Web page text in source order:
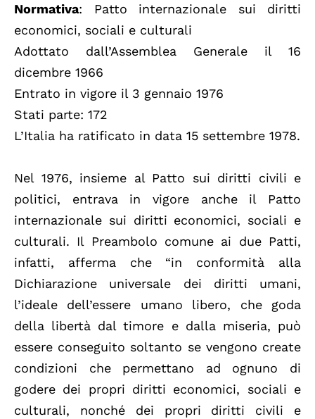
Normativa: Patto internazionale sui diritti
economici, sociali e culturali
Adottato dall’Assemblea Generale il 16
dicembre 1966
Entrato in vigore il 3 gennaio 1976
Stati parte: 172
L’Italia ha ratificato in data 15 settembre 1978.
Nel 1976, insieme al Patto sui diritti civili e
politici, entrava in vigore anche il Patto
internazionale sui diritti economici, sociali e
culturali. Il Preambolo comune ai due Patti,
infatti, afferma che “in conformità alla
Dichiarazione universale dei diritti umani,
l’ideale dell’essere umano libero, che goda
della libertà dal timore e dalla miseria, può
essere conseguito soltanto se vengono create
condizioni che permettano ad ognuno di
godere dei propri diritti economici, sociali e
culturali, nonché dei propri diritti civili e